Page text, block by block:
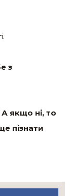
з
якщо ні, то
пізнати